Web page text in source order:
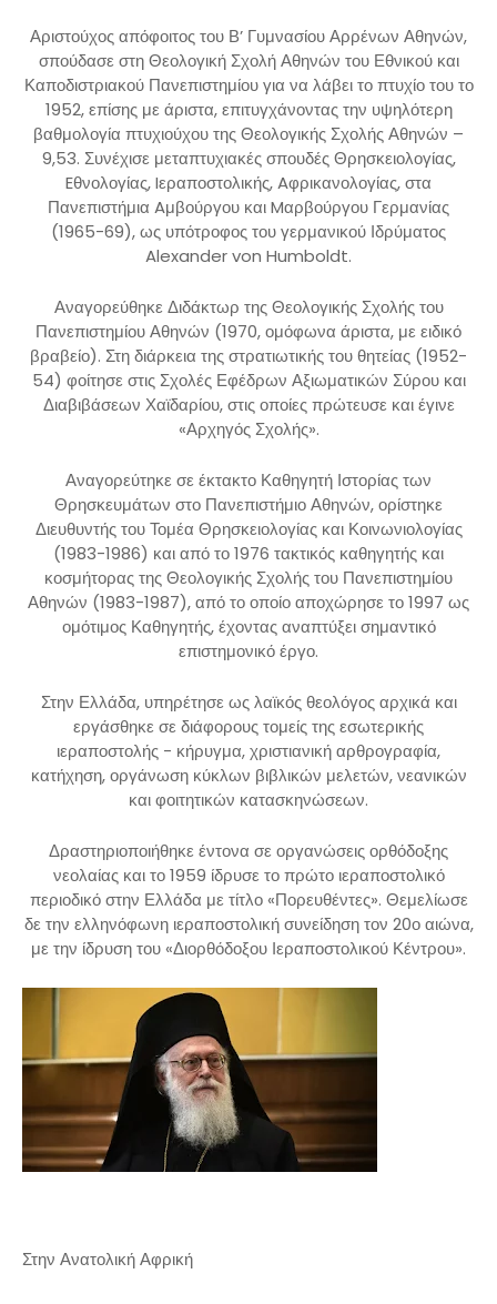
Αριστούχος απόφοιτος του Β’ Γυμνασίου Αρρένων Αθηνών,
σπούδασε στη Θεολογική Σχολή Αθηνών του Εθνικού και
Καποδιστριακού Πανεπιστημίου για να λάβει το πτυχίο του το
1952, επίσης με άριστα, επιτυγχάνοντας την υψηλότερη
βαθμολογία πτυχιούχου της Θεολογικής Σχολής Αθηνών –
9,53. Συνέχισε μεταπτυχιακές σπουδές Θρησκειολογίας,
Eθνολογίας, Iεραποστολικής, Aφρικανολογίας, στα
Πανεπιστήμια Aμβούργου και Mαρβούργου Γερμανίας
(1965-69), ως υπότροφος του γερμανικού Ιδρύματος
Alexander von Humboldt.
Αναγορεύθηκε Διδάκτωρ της Θεολογικής Σχολής του
Πανεπιστημίου Αθηνών (1970, ομόφωνα άριστα, με ειδικό
βραβείο). Στη διάρκεια της στρατιωτικής του θητείας (1952-
54) φοίτησε στις Σχολές Εφέδρων Αξιωματικών Σύρου και
Διαβιβάσεων Χαϊδαρίου, στις οποίες πρώτευσε και έγινε
«Αρχηγός Σχολής».
Αναγορεύτηκε σε έκτακτο Καθηγητή Ιστορίας των
Θρησκευμάτων στο Πανεπιστήμιο Αθηνών, ορίστηκε
Διευθυντής του Τομέα Θρησκειολογίας και Κοινωνιολογίας
(1983-1986) και από το 1976 τακτικός καθηγητής και
κοσμήτορας της Θεολογικής Σχολής του Πανεπιστημίου
Αθηνών (1983-1987), από το οποίο αποχώρησε το 1997 ως
ομότιμος Καθηγητής, έχοντας αναπτύξει σημαντικό
επιστημονικό έργο.
Στην Ελλάδα, υπηρέτησε ως λαϊκός θεολόγος αρχικά και
εργάσθηκε σε διάφορους τομείς της εσωτερικής
ιεραποστολής - κήρυγμα, χριστιανική αρθρογραφία,
κατήχηση, οργάνωση κύκλων βιβλικών μελετών, νεανικών
και φοιτητικών κατασκηνώσεων.
Δραστηριοποιήθηκε έντονα σε οργανώσεις ορθόδοξης
νεολαίας και το 1959 ίδρυσε το πρώτο ιεραποστολικό
περιοδικό στην Ελλάδα με τίτλο «Πορευθέντες». Θεμελίωσε
δε την ελληνόφωνη ιεραποστολική συνείδηση τον 20ο αιώνα,
με την ίδρυση του «Διορθόδοξου Ιεραποστολικού Κέντρου».
Στην Ανατολική Αφρική